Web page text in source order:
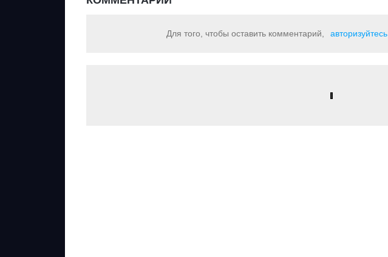
Для того, чтобы оставить комментарий, авторизуйтесь